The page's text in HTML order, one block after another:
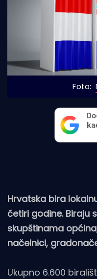
Foto:
Hrvatska bira
četiri godine. Biraju
skupštinama
načelnici,
Ukupno 6.600